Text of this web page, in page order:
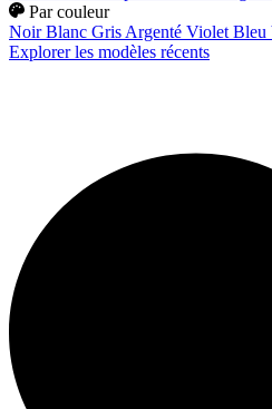
Par couleur
Noir Blanc Gris Argenté Violet Bleu
Explorer les modèles récents